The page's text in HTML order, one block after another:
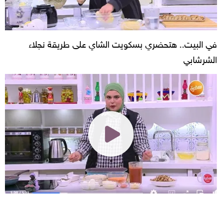
في البيت.. هتحضري بسكويت الشاي على طريقة نجلاء
الشرشابي